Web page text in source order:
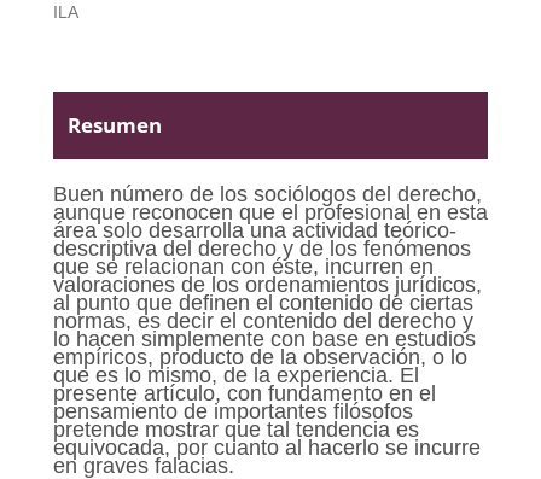
ILA
Resumen
Buen número de los sociólogos del derecho,
aunque reconocen que el profesional en esta
área solo desarrolla una actividad teórico-
descriptiva del derecho y de los fenómenos
que se relacionan con éste, incurren en
valoraciones de los ordenamientos jurídicos,
al punto que definen el contenido de ciertas
normas, es decir el contenido del derecho y
lo hacen simplemente con base en estudios
empíricos, producto de la observación, o lo
que es lo mismo, de la experiencia. El
presente artículo, con fundamento en el
pensamiento de importantes filósofos
pretende mostrar que tal tendencia es
equivocada, por cuanto al hacerlo se incurre
en graves falacias.